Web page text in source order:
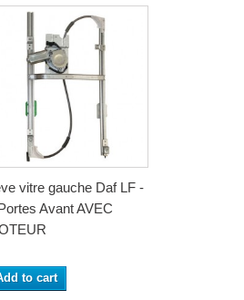
vitre gauche Daf LF -
Avant AVEC
to cart